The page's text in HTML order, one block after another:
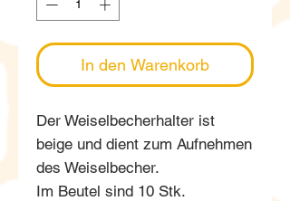
In den Warenkorb
Der Weiselbecherhalter ist
beige und dient zum Aufnehmen
des Weiselbecher.
Im Beutel sind 10 Stk.